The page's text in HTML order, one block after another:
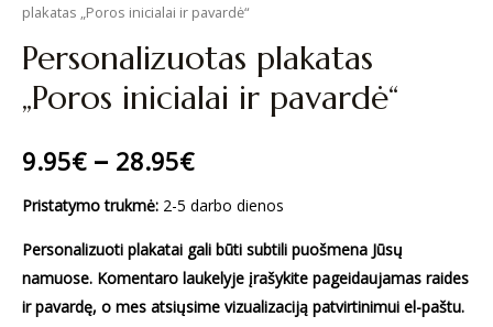
plakatas „Poros inicialai ir pavardė“
Personalizuotas plakatas
„Poros inicialai ir pavardė“
9.95€– 28.95€
Pristatymo trukmė: 2-5 darbo dienos
Personalizuoti plakatai gali būti subtili puošmena Jūsų
namuose. Komentaro laukelyje įrašykite pageidaujamas raides
ir pavardę, o mes atsiųsime vizualizaciją patvirtinimui el-paštu.